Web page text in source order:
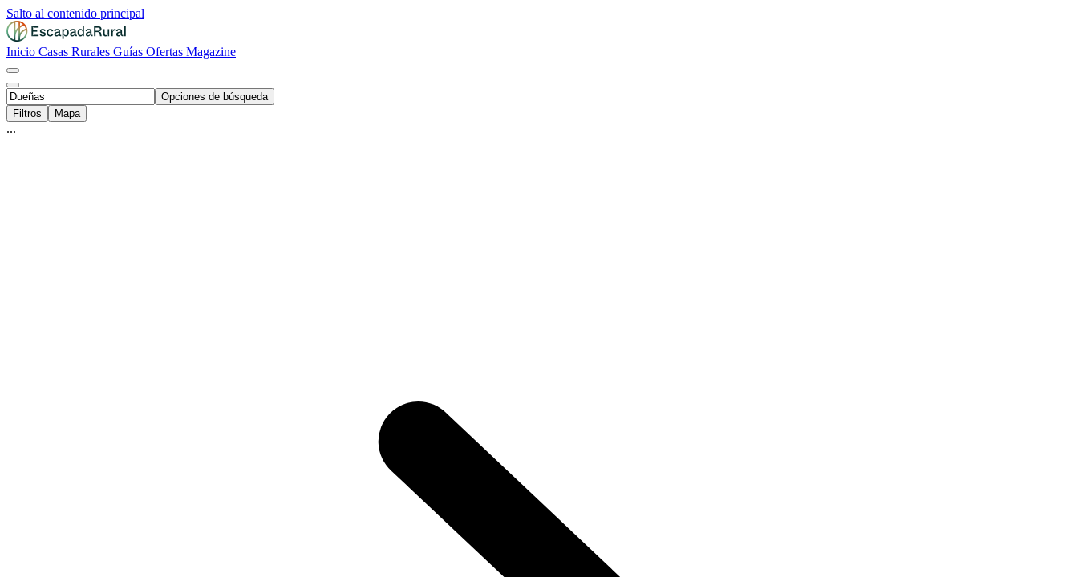
Salto al contenido principal
Inicio Casas Rurales Guías Ofertas Magazine
Opciones de búsqueda
Filtros
Mapa
...